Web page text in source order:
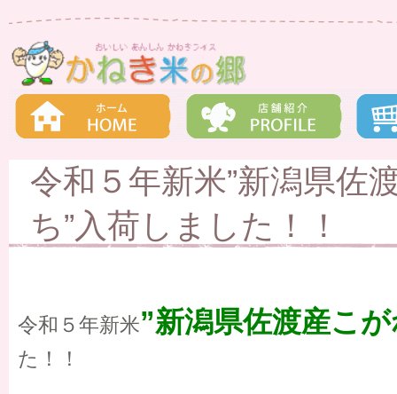
令和５年新米”新潟県佐
ち”入荷しました！！
令和５年新米”新潟県佐渡産こ
た！！